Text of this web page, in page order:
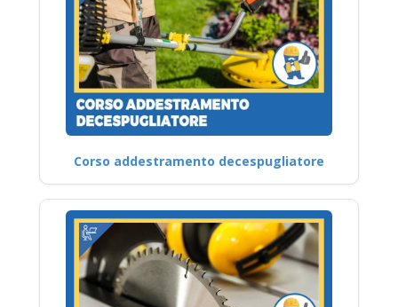
Corso addestramento decespugliatore